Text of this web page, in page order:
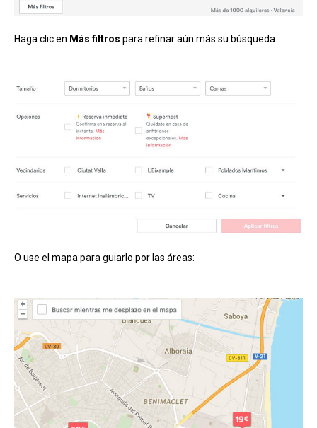
Haga clic en Más filtros para refinar aún más su búsqueda.
O use el mapa para guiarlo por las áreas: